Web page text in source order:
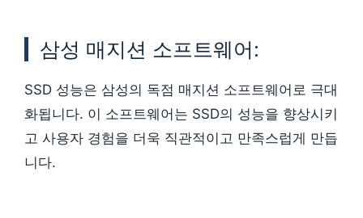
삼성 매지션 소프트웨어:
SSD 성능은 삼성의 독점 매지션 소프트웨어로 극대
화됩니다. 이 소프트웨어는 SSD의 성능을 향상시키
고 사용자 경험을 더욱 직관적이고 만족스럽게 만듭
니다.